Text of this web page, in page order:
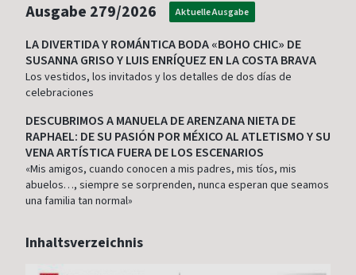
Ausgabe 279/2026 Aktuelle Ausgabe
LA DIVERTIDA Y ROMÁNTICA BODA «BOHO CHIC» DE
SUSANNA GRISO Y LUIS ENRÍQUEZ EN LA COSTA BRAVA
Los vestidos, los invitados y los detalles de dos días de
celebraciones
DESCUBRIMOS A MANUELA DE ARENZANA NIETA DE
RAPHAEL: DE SU PASIÓN POR MÉXICO AL ATLETISMO Y SU
VENA ARTÍSTICA FUERA DE LOS ESCENARIOS
«Mis amigos, cuando conocen a mis padres, mis tíos, mis
abuelos…, siempre se sorprenden, nunca esperan que seamos
una familia tan normal»
Inhaltsverzeichnis